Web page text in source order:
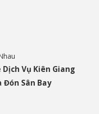
Vụ Kiên Giang
Đón Sân Bay